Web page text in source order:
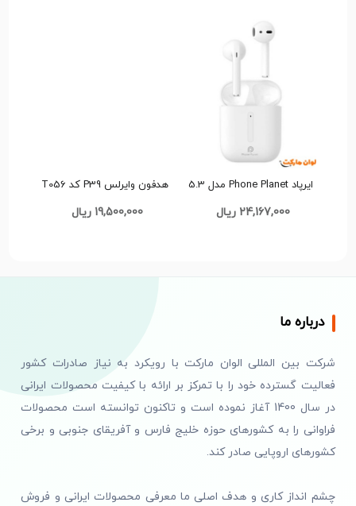
ایرپاد Phone Planet مدل 5.3
24,167,000 ریال
هدفون وایرلس P39 کد T056
19,500,000 ریال
درباره ما
شرکت بین المللی الوان مارکت با رویکرد به نیاز صادرات کشور
فعالیت گسترده خود را با تمرکز بر ارائه با کیفیت محصولات ایرانی
در سال 1400 آغاز نموده است و تاکنون توانسته است محصولات
فراوانی را به کشورهای حوزه خلیج فارس و آفریقای جنوبی و برخی
کشورهای اروپایی صادر کند.
چشم انداز کاری و هدف اصلی ما معرفی محصولات ایرانی و فروش